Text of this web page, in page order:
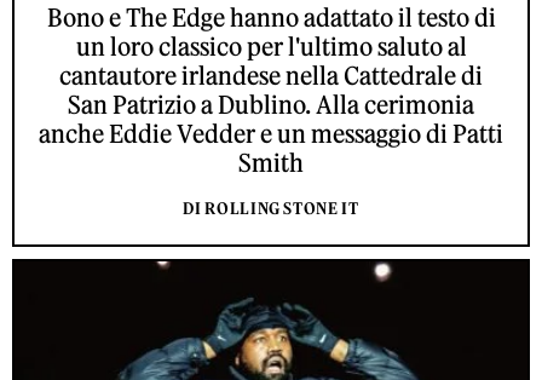
Bono e The Edge hanno adattato il testo di
un loro classico per l'ultimo saluto al
cantautore irlandese nella Cattedrale di
San Patrizio a Dublino. Alla cerimonia
anche Eddie Vedder e un messaggio di Patti
Smith
DI ROLLING STONE IT